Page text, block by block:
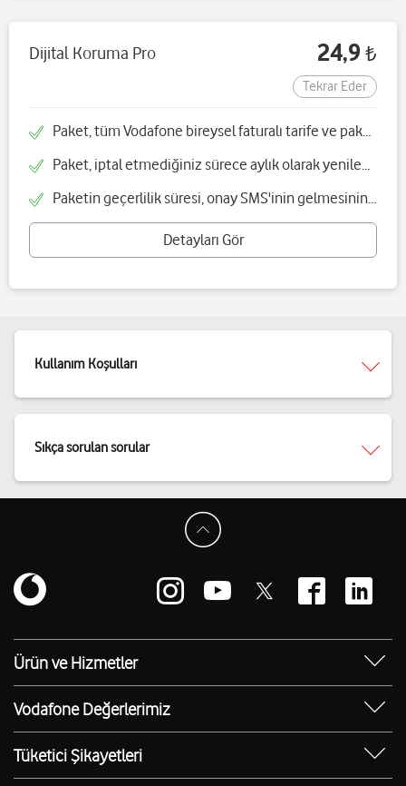
Dijital Koruma Pro 24,9 ₺
Tekrar Eder
Paket, tüm Vodafone bireysel faturalı tarife ve paketlerle birlikte alınabilir
Paket, iptal etmediğiniz sürece aylık olarak yenilenir
Paketin geçerlilik süresi, onay SMS'inin gelmesinin ardından başlar
Detayları Gör
Kullanım Koşulları
Sıkça sorulan sorular
Ürün ve Hizmetler
Yanımda Uygulaması
Vodafone 4.5G
Ürünler
Toptan
Vodafone Değerlerimiz
Sosyal Destek
Erişilebilir Mağazalar
Tüketici Şikayetleri
Şikayet Talebi Oluşturma/Takibi